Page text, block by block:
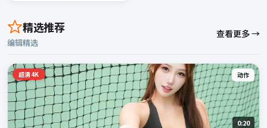
精选推荐
编辑精选
查看更多 →
超清4K 动作
0:20